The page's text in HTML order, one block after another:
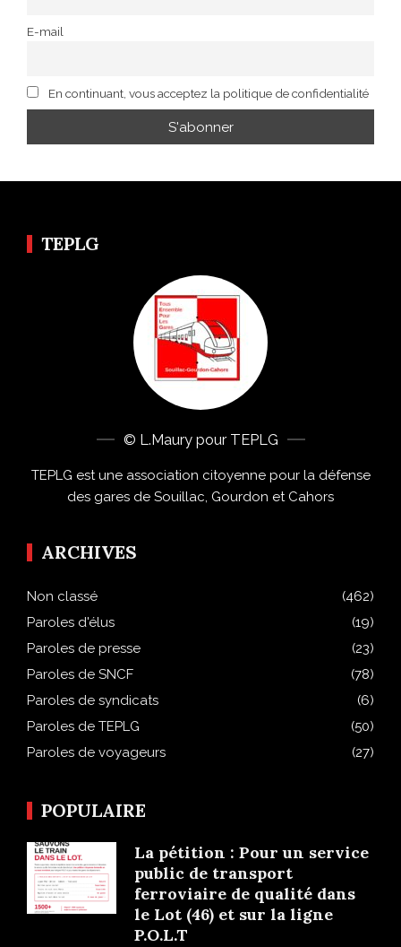
E-mail
En continuant, vous acceptez la politique de confidentialité
TEPLG
© L.Maury pour TEPLG
TEPLG est une association citoyenne pour la défense
des gares de Souillac, Gourdon et Cahors
ARCHIVES
Non classé
(462)
Paroles d'élus
(19)
Paroles de presse
(23)
Paroles de SNCF
(78)
Paroles de syndicats
(6)
Paroles de TEPLG
(50)
Paroles de voyageurs
(27)
POPULAIRE
La pétition : Pour un service
public de transport
ferroviaire de qualité dans
le Lot (46) et sur la ligne
P.O.L.T